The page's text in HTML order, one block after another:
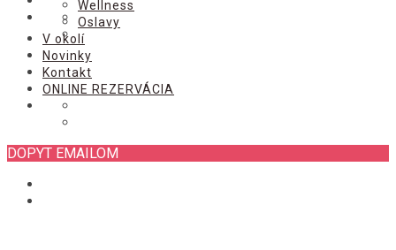
Wellness
Oslavy
V okolí
Novinky
Kontakt
ONLINE REZERVÁCIA
DOPYT EMAILOM